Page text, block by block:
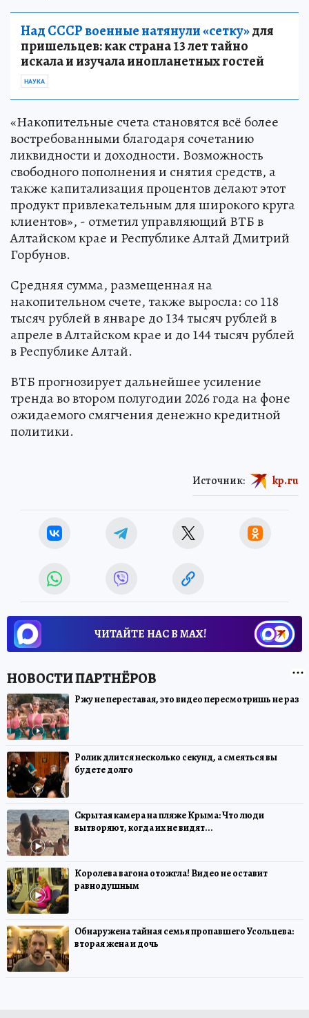
Над СССР военные натянули «сетку»для
пришельцев: как страна 13 лет тайно
искала и изучала инопланетных гостей
НАУКА
«Накопительные счета становятся всё более
востребованными благодаря сочетанию
ликвидности и доходности. Возможность
свободного пополнения и снятия средств, а
также капитализация процентов делают этот
продукт привлекательным для широкого круга
клиентов», - отметил управляющий ВТБ в
Алтайском крае и Республике Алтай Дмитрий
Горбунов.
Средняя сумма, размещенная на
накопительном счете, также выросла: со 118
тысяч рублей в январе до 134 тысяч рублей в
апреле в Алтайском крае и до 144 тысяч рублей
в Республике Алтай.
ВТБ прогнозирует дальнейшее усиление
тренда во втором полугодии 2026 года на фоне
ожидаемого смягчения денежно кредитной
политики.
Источник: kp.ru
ЧИТАЙТЕ НАС В МАХ!
Ржу не переставая, это видео пересмотришь не раз
Ролик длится несколько секунд, а смеяться вы
будете долго
Скрытая камера на пляже Крыма: Что люди
вытворяют, когда их не видят...
Королева вагона отожгла! Видео не оставит
равнодушным
Обнаружена тайная семья пропавшего Усольцева:
вторая жена и дочь